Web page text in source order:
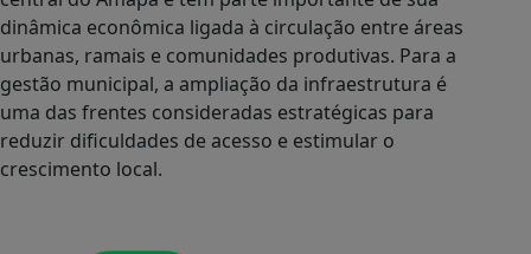
dinâmica econômica ligada à circulação entre áreas
urbanas, ramais e comunidades produtivas. Para a
gestão municipal, a ampliação da infraestrutura é
uma das frentes consideradas estratégicas para
reduzir dificuldades de acesso e estimular o
crescimento local.